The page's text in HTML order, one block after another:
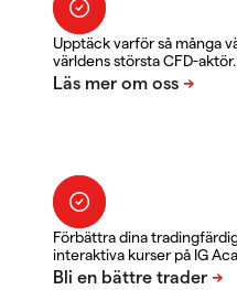
Upptäck varför så många
världens största CFD-aktör.
Förbättra dina
interaktiva kurser på IG